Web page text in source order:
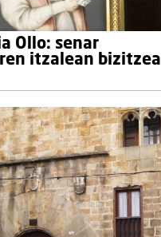
Ollo: senar
itzalean bizitzea